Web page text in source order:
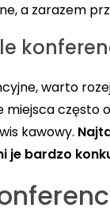
a zarazem
warto
często
kawowy.
je bardzo